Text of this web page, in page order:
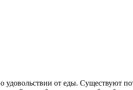
от еды. Существуют